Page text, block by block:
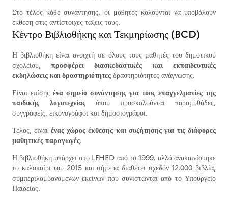
Στο τέλος κάθε συνάντησης, οι μαθητές καλούνται να υποβάλουν
έκθεση στις αντίστοιχες τάξεις τους.
Κέντρο Βιβλιοθήκης και Τεκμηρίωσης (BCD)
Η βιβλιοθήκη είναι ανοιχτή σε όλους τους μαθητές του δημοτικού
σχολείου, προσφέρει διασκεδαστικές και εκπαιδευτικές
εκδηλώσεις και δραστηριότητες δραστηριότητες ανάγνωσης.
Είναι επίσης ένα σημείο συνάντησης για τους επαγγελματίες της
παιδικής λογοτεχνίαςόπου προσκαλούνται παραμυθάδες,
συγγραφείς, εικονογράφοι και δημοσιογράφοι.
Τέλος, είναι ένας χώρος έκθεσης και συζήτησης για τις διάφορες
μαθητικές παραγωγές.
Η βιβλιοθήκη υπάρχει στο LFHED από το 1999, αλλά ανακαινίστηκε
το καλοκαίρι του 2015 και σήμερα διαθέτει σχεδόν 12.000 βιβλία,
συμπεριλαμβανομένων εκείνων που συνιστώνται από το Υπουργείο
Παιδείας.